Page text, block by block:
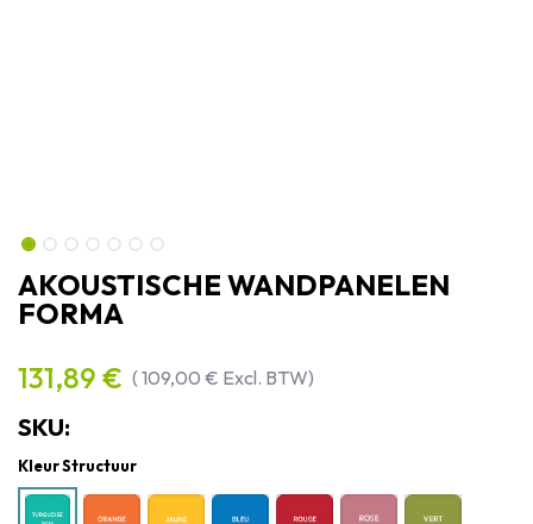
AKOUSTISCHE WANDPANELEN
FORMA
131,89 € (109,00 € Excl. BTW)
SKU:
Kleur Structuur